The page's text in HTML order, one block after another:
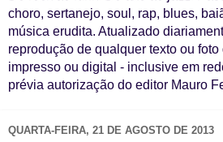
choro, sertanejo, soul, rap, blues,
música erudita. Atualizado
reprodução de qualquer texto ou
impresso ou digital - inclusive em
prévia autorização do editor Mauro
QUARTA-FEIRA, 21 DE AGOSTO DE 2013